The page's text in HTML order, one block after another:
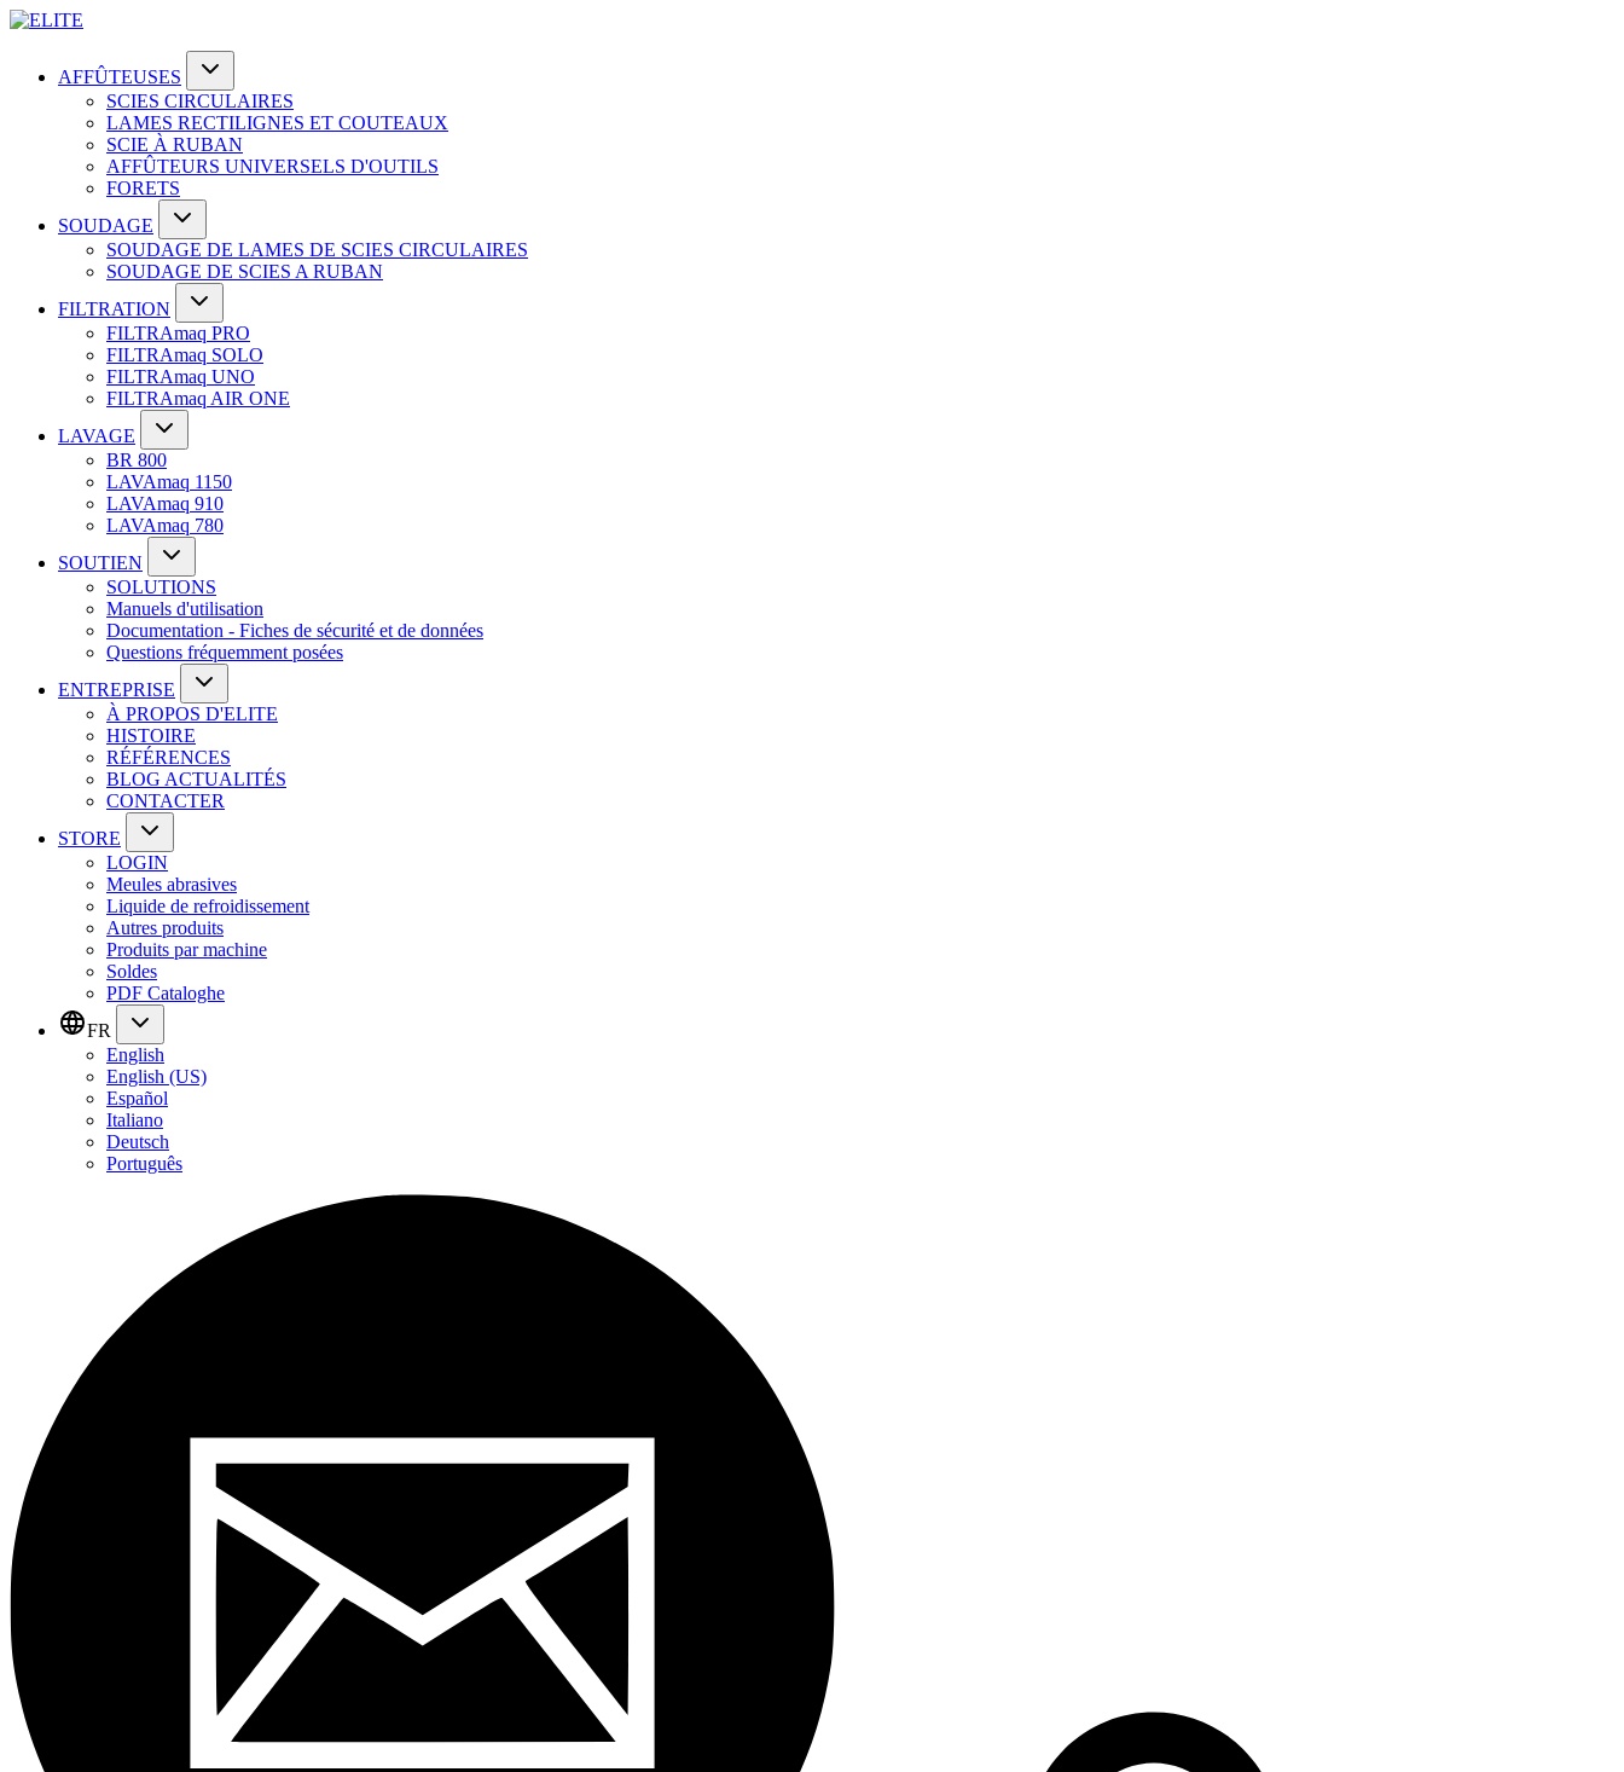
AFFÛTEUSES
SCIES CIRCULAIRES
LAMES RECTILIGNES ET COUTEAUX
SCIE À RUBAN
AFFÛTEURS UNIVERSELS D'OUTILS
FORETS
SOUDAGE
SOUDAGE DE LAMES DE SCIES CIRCULAIRES
SOUDAGE DE SCIES A RUBAN
FILTRATION
FILTRAmaq PRO
FILTRAmaq SOLO
FILTRAmaq UNO
FILTRAmaq AIR ONE
LAVAGE
BR 800
LAVAmaq 1150
LAVAmaq 910
LAVAmaq 780
SOUTIEN
SOLUTIONS
Manuels d'utilisation
Documentation - Fiches de sécurité et de données
Questions fréquemment posées
ENTREPRISE
À PROPOS D'ELITE
HISTOIRE
RÉFÉRENCES
BLOG ACTUALITÉS
CONTACTER
STORE
LOGIN
Meules abrasives
Liquide de refroidissement
Autres produits
Produits par machine
Soldes
PDF Cataloghe
FR
English
English (US)
Español
Italiano
Deutsch
Português